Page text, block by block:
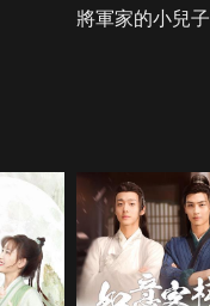
將軍家的小兒子